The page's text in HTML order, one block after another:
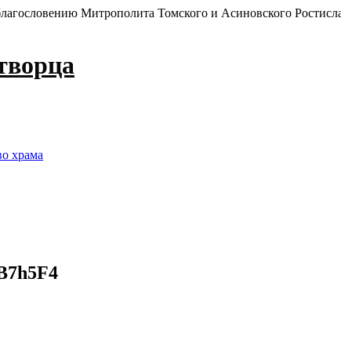
Митрополита Томского и Асиновского
храма